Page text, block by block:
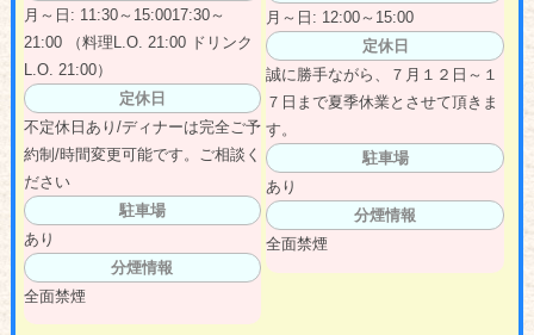
月～日: 11:30～15:0017:30～
21:00 （料理L.O. 21:00 ドリンク
L.O. 21:00）
定休日
不定休日あり/ディナーは完全ご予
約制/時間変更可能です。ご相談く
ださい
駐車場
あり
分煙情報
全面禁煙
月～日: 12:00～15:00
定休日
誠に勝手ながら、７月１２日～１
７日まで夏季休業とさせて頂きま
す。
駐車場
あり
分煙情報
全面禁煙